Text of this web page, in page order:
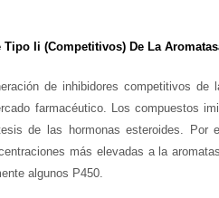
Ii (competitivos) De La
de inhibidores competitivos
farmacéutico. Los compuestos
de las hormonas esteroides. Por
más elevadas a la
algunos P450.